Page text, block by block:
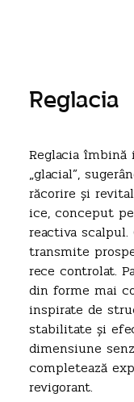
Reglacia
Reglacia
„glacial”,
răcorire și
ice, conceput
reactiva
transmite
rece controlat.
din forme mai
inspirate de
stabilitate și
dimensiune
completează
revigorant.